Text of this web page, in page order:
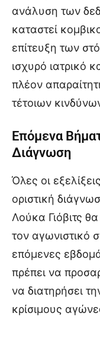
ανάλυση των
καταστεί
επίτευξη των
ισχυρό ιατρικό
πλέον
τέτοιων
Επόμενα
Διάγνωση
Όλες οι
οριστική
Λούκα Γιόβιτς
τον αγωνιστικό
επόμενες
πρέπει να
να διατηρήσει
κρίσιμους